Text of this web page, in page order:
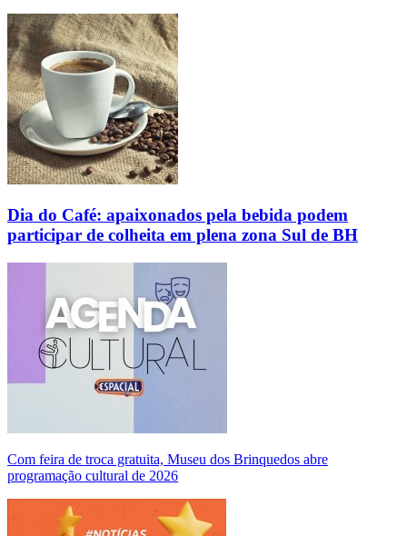
Dia do Café: apaixonados pela bebida podem
participar de colheita em plena zona Sul de BH
Com feira de troca gratuita, Museu dos Brinquedos abre
programação cultural de 2026